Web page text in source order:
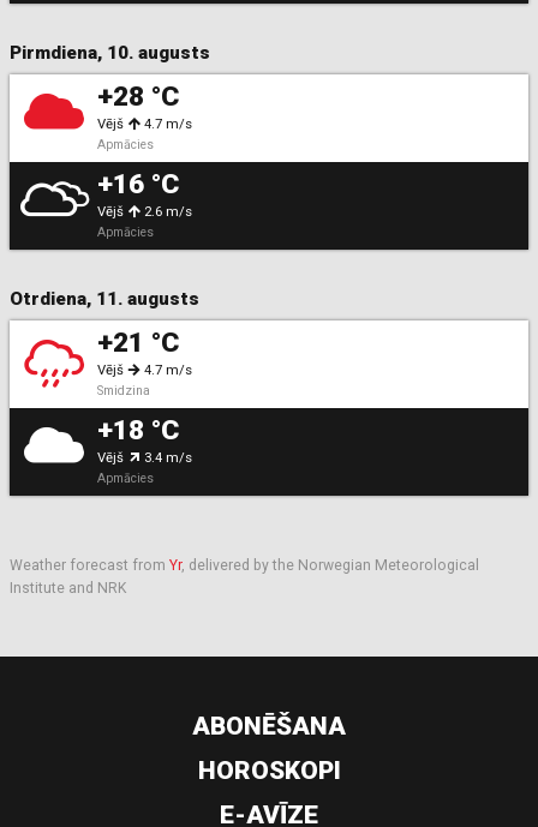
Pirmdiena, 10. augusts
+28 °C
Vējš 4.7 m/s
Apmācies
+16 °C
Vējš 2.6 m/s
Apmācies
Otrdiena, 11. augusts
+21 °C
Vējš 4.7 m/s
Smidzina
+18 °C
Vējš 3.4 m/s
Apmācies
Weather forecast fromYr, delivered by the Norwegian Meteorological
Institute and NRK
ABONĒŠANA
HOROSKOPI
E-AVĪZE